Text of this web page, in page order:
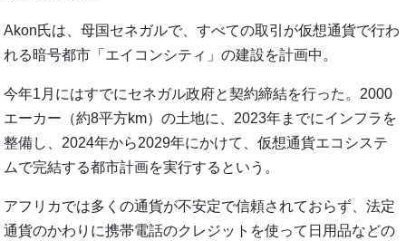
Akon氏は、母国セネガルで、すべての取引が仮想通貨で行わ
れる暗号都市「エイコンシティ」の建設を計画中。
今年1月にはすでにセネガル政府と契約締結を行った。2000
エーカー（約8平方km）の土地に、2023年までにインフラを
整備し、2024年から2029年にかけて、仮想通貨エコシステ
ムで完結する都市計画を実行するという。
アフリカでは多くの通貨が不安定で信頼されておらず、法定
通貨のかわりに携帯電話のクレジットを使って日用品などの